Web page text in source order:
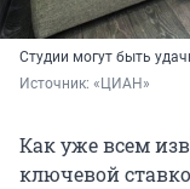
Студии могут быть
Источник: «ЦИАН»
Как уже всем
ключевой